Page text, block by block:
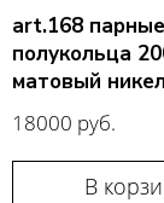
art.168
полукольца
матовый
18000 руб.
В